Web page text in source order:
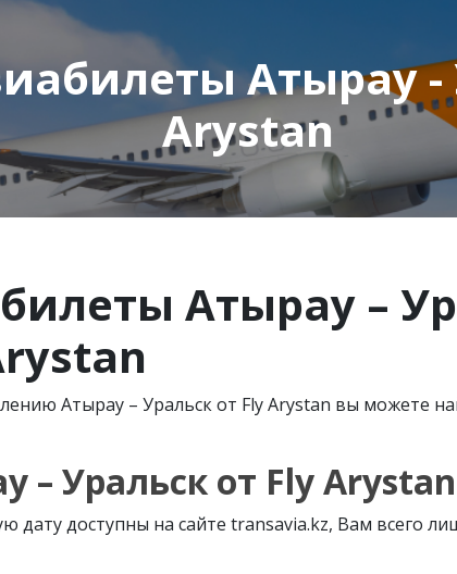
Атырау -
Arystan
Атырау –
Атырау – Уральск от Fly Arystan вы можете
Уральск от Fly
дату доступны на сайте transavia.kz, Вам всего